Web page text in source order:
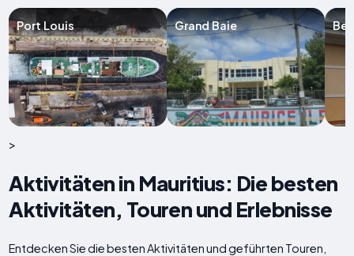
Port Louis Grand Baie Bel
>
Aktivitäten in Mauritius: Die besten
Aktivitäten, Touren und Erlebnisse
Entdecken Sie die besten Aktivitäten und geführten Touren,